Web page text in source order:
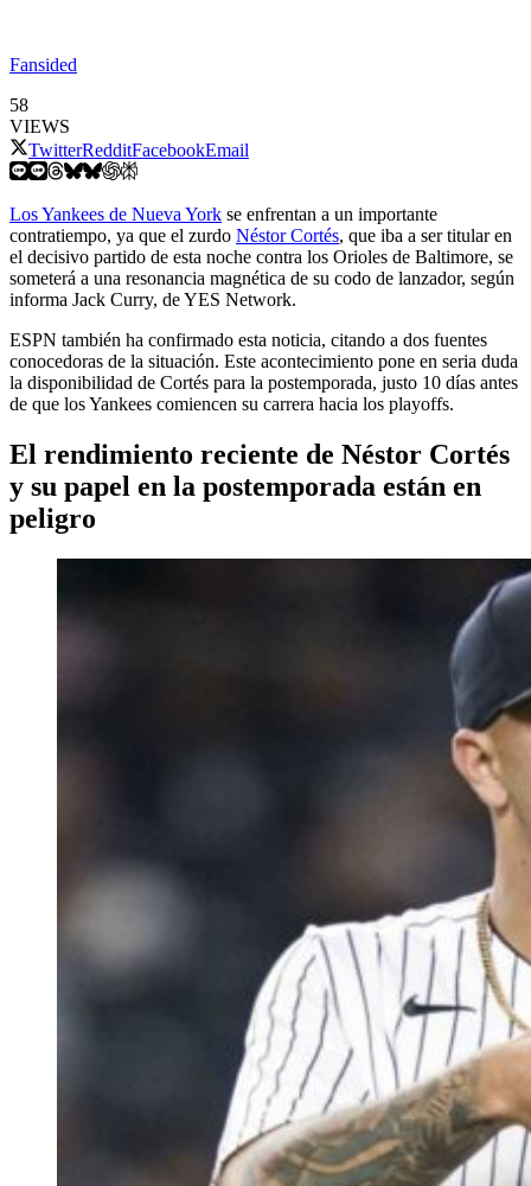
Fansided
58
VIEWS
TwitterRedditFacebookEmail
Los Yankees de Nueva York se enfrentan a un importante
contratiempo, ya que el zurdo Néstor Cortés, que iba a ser titular en
el decisivo partido de esta noche contra los Orioles de Baltimore, se
someterá a una resonancia magnética de su codo de lanzador, según
informa Jack Curry, de YES Network.
ESPN también ha confirmado esta noticia, citando a dos fuentes
conocedoras de la situación. Este acontecimiento pone en seria duda
la disponibilidad de Cortés para la postemporada, justo 10 días antes
de que los Yankees comiencen su carrera hacia los playoffs.
El rendimiento reciente de Néstor Cortés
y su papel en la postemporada están en
peligro